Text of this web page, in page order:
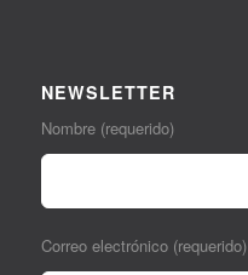
NEWSLETTER
Nombre (requerido)
Correo electrónico (requerido)